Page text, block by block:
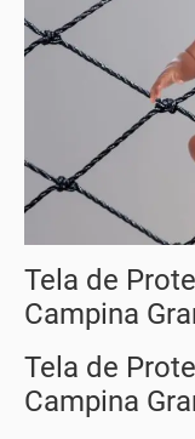
Tela de
Campina
Tela de
Campina